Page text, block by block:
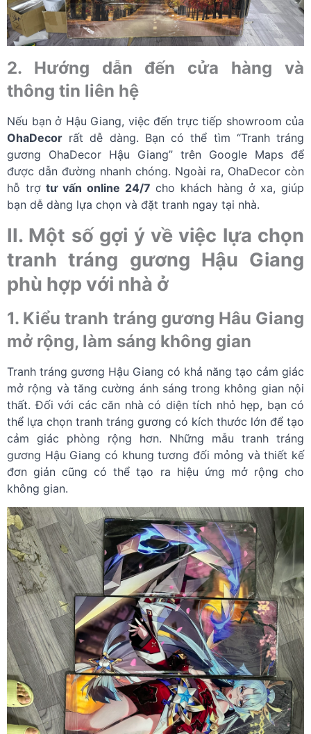
2. Hướng dẫn đến cửa hàng và
thông tin liên hệ
Nếu bạn ở Hậu Giang, việc đến trực tiếp showroom của
OhaDecor rất dễ dàng. Bạn có thể tìm “Tranh tráng
gương OhaDecor Hậu Giang” trên Google Maps để
được dẫn đường nhanh chóng. Ngoài ra, OhaDecor còn
hỗ trợtư vấn online 24/7 cho khách hàng ở xa, giúp
bạn dễ dàng lựa chọn và đặt tranh ngay tại nhà.
II. Một số gợi ý về việc lựa chọn
tranh tráng gương Hậu Giang
phù hợp với nhà ở
1. Kiểu tranh tráng gương Hâu Giang
mở rộng, làm sáng không gian
Tranh tráng gương Hậu Giang có khả năng tạo cảm giác
mở rộng và tăng cường ánh sáng trong không gian nội
thất. Đối với các căn nhà có diện tích nhỏ hẹp, bạn có
thể lựa chọn tranh tráng gương có kích thước lớn để tạo
cảm giác phòng rộng hơn. Những mẫu tranh tráng
gương Hậu Giang có khung tương đối mỏng và thiết kế
đơn giản cũng có thể tạo ra hiệu ứng mở rộng cho
không gian.